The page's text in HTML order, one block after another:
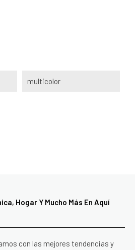
multicolor
Hogar Y Mucho Más En Aquí
con las mejores tendencias y